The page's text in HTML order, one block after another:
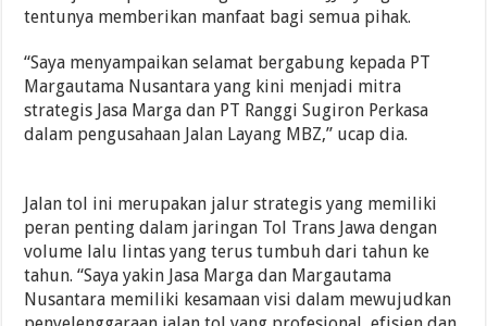
tentunya memberikan manfaat bagi semua pihak.
“Saya menyampaikan selamat bergabung kepada PT
Margautama Nusantara yang kini menjadi mitra
strategis Jasa Marga dan PT Ranggi Sugiron Perkasa
dalam pengusahaan Jalan Layang MBZ,” ucap dia.
Jalan tol ini merupakan jalur strategis yang memiliki
peran penting dalam jaringan Tol Trans Jawa dengan
volume lalu lintas yang terus tumbuh dari tahun ke
tahun. “Saya yakin Jasa Marga dan Margautama
Nusantara memiliki kesamaan visi dalam mewujudkan